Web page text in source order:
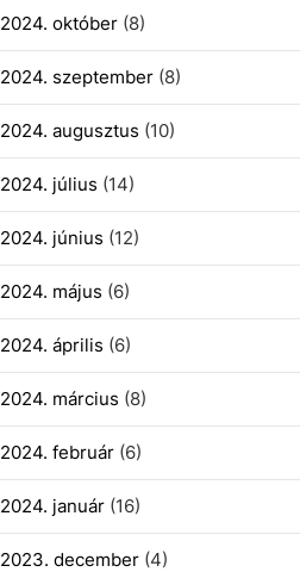
2024. október(8)
2024. szeptember(8)
2024. augusztus (10)
2024. július (14)
2024. június (12)
2024. május (6)
2024. április (6)
2024. március (8)
2024. február(6)
2024. január(16)
2023. december(4)